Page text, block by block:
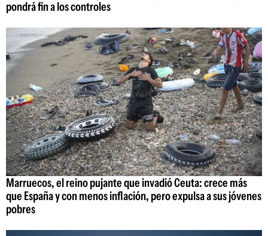
pondrá fin a los controles
Marruecos, el reino pujante que invadió Ceuta: crece más
que España y con menos inflación, pero expulsa a sus jóvenes
pobres